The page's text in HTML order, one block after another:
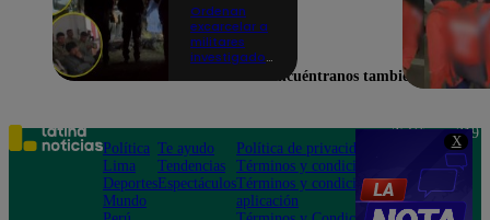
X
Ordenan
excarcelar a
militares
investigados
Colcabamba
Encuéntranos también en
Política
Lima
Deportes
Mundo
Te ayudo
Tendencias
Espectáculos
Política de privacidad
Términos y condiciones
Términos y condiciones
aplicación
Teléfono: 219
Av. San
Felipe 968
Jesús María